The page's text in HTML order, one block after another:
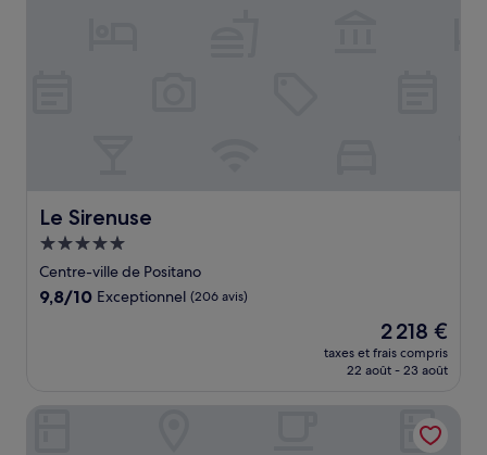
Le Sirenuse
Le Sirenuse
Hébergement
5.0 étoiles
Centre-ville de Positano
9.8
9,8/10 Exceptionnel (206 avis)
Le
nouveau
prix
2 218 €
2 218 €
taxes et frais compris
22 août - 23 août